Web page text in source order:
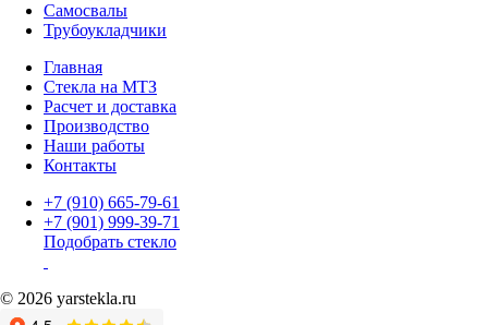
Самосвалы
Трубоукладчики
Главная
Стекла на МТЗ
Расчет и доставка
Производство
Наши работы
Контакты
+7 (910) 665-79-61
+7 (901) 999-39-71
Подобрать стекло
© 2026 yarstekla.ru